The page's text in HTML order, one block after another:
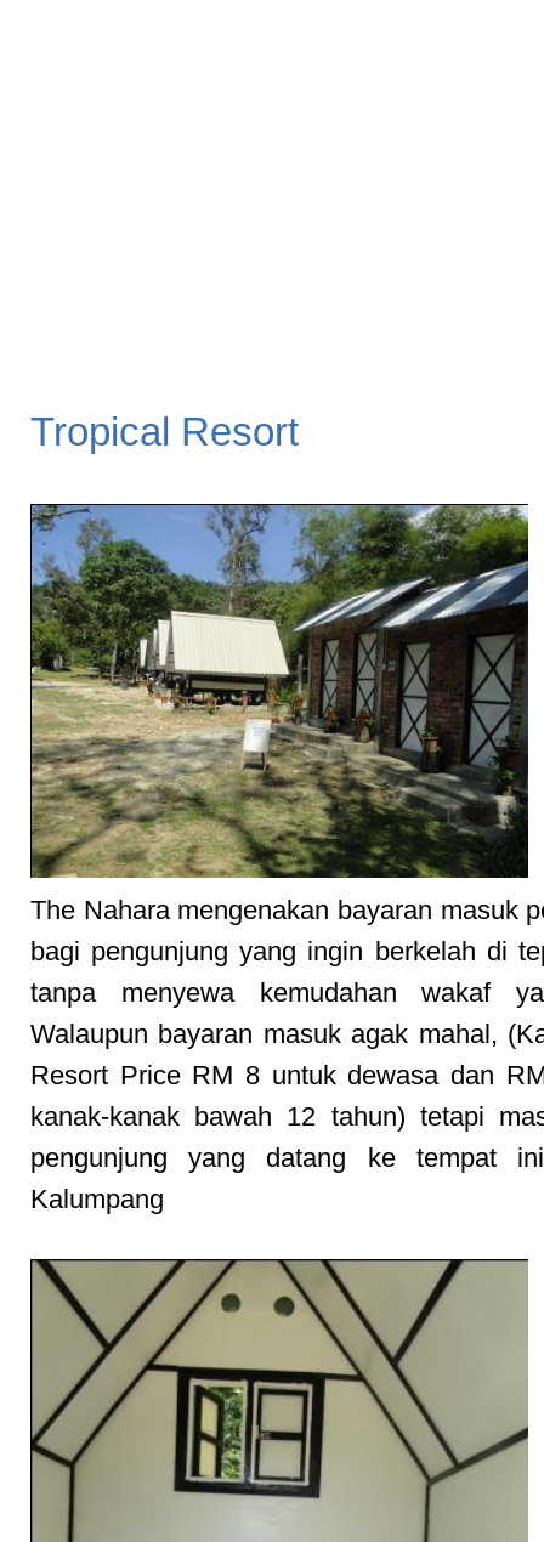
Tropical Resort
The Nahara mengenakan bayaran masuk
bagi pengunjung yang ingin berkelah di
tanpa menyewa kemudahan wakaf
Walaupun bayaran masuk agak mahal,
Resort Price RM 8 untuk dewasa dan
kanak-kanak bawah 12 tahun) tetapi
pengunjung yang datang ke tempat
Kalumpang